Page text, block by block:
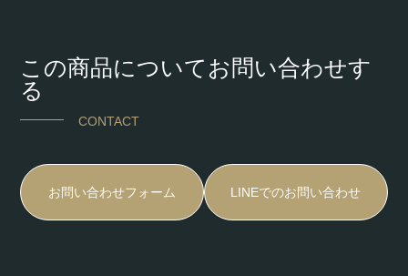
この商品についてお問い合わせす
る
CONTACT
お問い合わせフォーム LINEでのお問い合わせ